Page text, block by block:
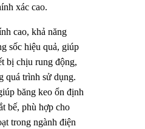
xác cao.
cao, khả năng
sốc hiệu quả, giúp
bị chịu rung động,
quá trình sử dụng.
băng keo ổn định
bế, phù hợp cho
trong ngành điện